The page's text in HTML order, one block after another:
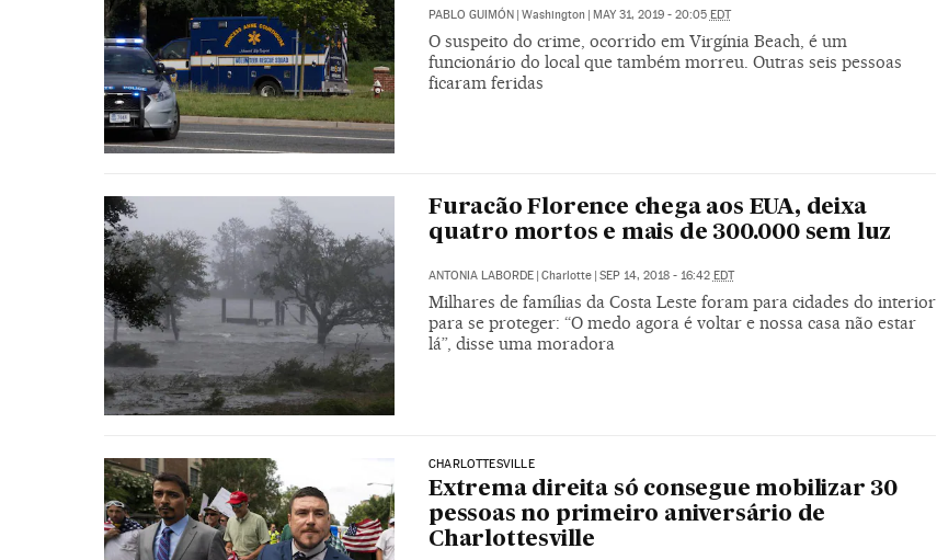
PABLO GUIMÓN | Washington | MAY 31, 2019 - 20:05 EDT
O suspeito do crime, ocorrido em Virgínia Beach, é um
funcionário do local que também morreu. Outras seis pessoas
ficaram feridas
Furacão Florence chega aos EUA, deixa
quatro mortos e mais de 300.000 sem luz
ANTONIA LABORDE Charlotte SEP 14, 2018 - 16:42 EDT
Milhares de famílias da Costa Leste foram para cidades do interior
para se proteger: “O medo agora é voltar e nossa casa não estar
lá”, disse uma moradora
CHARLOTTESVILLE
Extrema direita só consegue mobilizar 30
pessoas no primeiro aniversário de
Charlottesville